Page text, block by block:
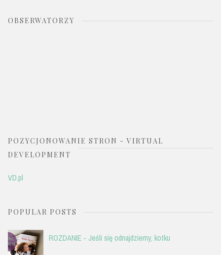
OBSERWATORZY
POZYCJONOWANIE STRON - VIRTUAL
DEVELOPMENT
VD.pl
POPULAR POSTS
ROZDANIE - Jeśli się odnajdziemy, kotku